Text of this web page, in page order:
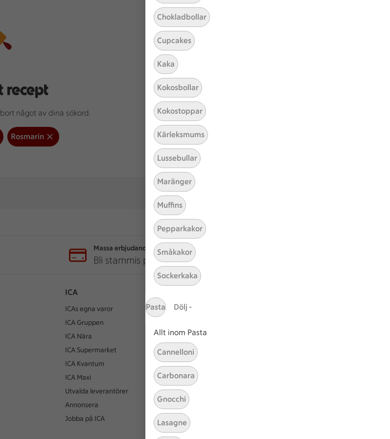
Chokladbollar
Cupcakes
Kaka
Kokosbollar
Kokostoppar
Kärleksmums
Lussebullar
Maränger
Muffins
Pepparkakor
Småkakor
Sockerkaka
Pasta Dölj -
Allt inom Pasta
Cannelloni
Carbonara
Gnocchi
Lasagne
recept
något av dina sökord.
Rosmarin
Massa erbjudanden
Bli stammis på ICA
ICA
ICAs egna varor
ICA Gruppen
ICA Nära
ICA Supermarket
ICA Kvantum
ICA Maxi
Utvalda leverantörer
Annonsera
Jobba på ICA